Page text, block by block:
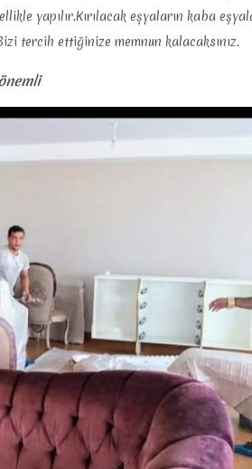
yapılır.Kırılacak eşyaların kaba
tercih ettiğinize memnun kalacaksınız.